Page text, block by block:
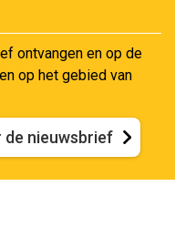
ontvangen en op de
op het gebied van
de nieuwsbrief